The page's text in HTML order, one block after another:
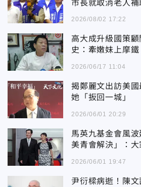
市長就取消老人補
2026/08/02 17:22
高大成升級國策
史：牽嫩妹上摩
2026/06/17 11:04
揭鄭麗文出訪美
她「扳回一城」
2026/06/01 20:29
馬英九基金會風
美青會解決」：
2026/06/01 19:47
尹衍樑病逝！陳